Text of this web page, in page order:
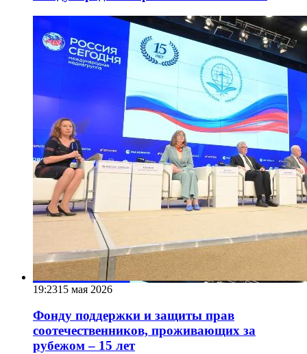
19:2315 мая 2026
Фонду поддержки и защиты прав
соотечественников, проживающих за
рубежом – 15 лет